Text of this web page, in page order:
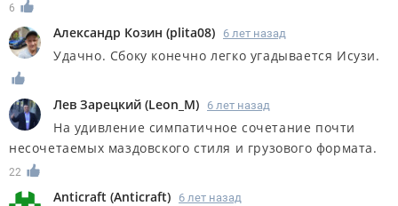
6
Александр Козин (plita08) 6 лет назад
Удачно. Сбоку конечно легко угадывается Исузи.
Лев Зарецкий (Leon_M) 6 лет назад
На удивление симпатичное сочетание почти
несочетаемых маздовского стиля и грузового формата.
22
Anticraft (Anticraft) 6 лет назад